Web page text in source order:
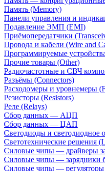
Память (Memory)
Панели управления и
Подавление ЭМП (EMI)
Приёмопередатчики
Провода и кабели (Wire and
Программируемые
Прочие товары (Other)
Радиочастотные и СВЧ
Разъёмы (Connectors)
Расходомеры и уровнемеры
Резисторы (Resistors)
Реле (Relays)
Сбор данных — АЦП
Сбор данных — ЦАП
Светодиоды и светодиодное
Светотехнические решения
Силовые чипы — драйверы
Силовые чипы — зарядники
Силовые чипы — регуляторы